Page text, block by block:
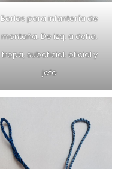
Borlas para infantería de
montaña. De izq. a dcha.
tropa, suboficial, oficial y
jefe